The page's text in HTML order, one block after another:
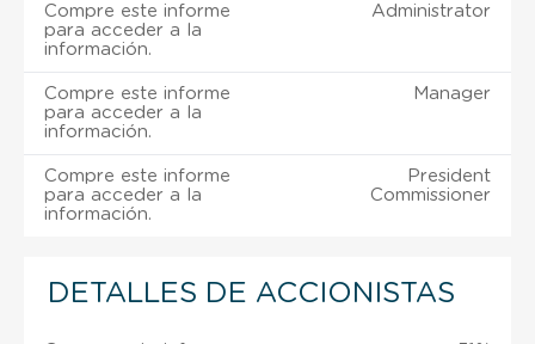
Compre este informe
para acceder a la
información.
Administrator
Compre este informe
para acceder a la
información.
Manager
Compre este informe
para acceder a la
información.
President
Commissioner
DETALLES DE ACCIONISTAS